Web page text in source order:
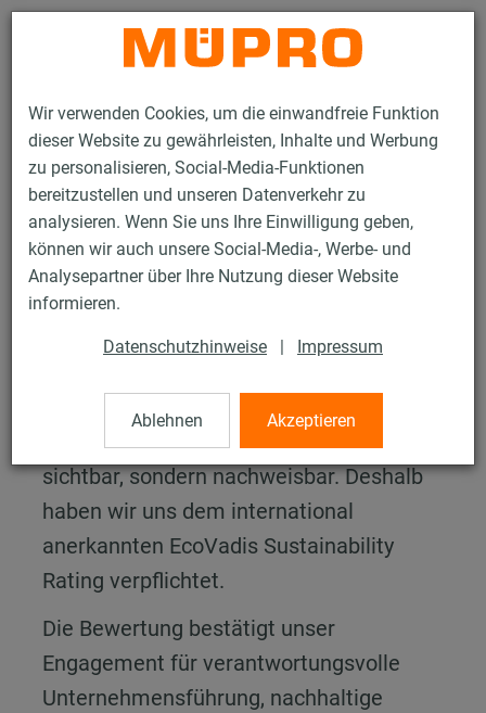
Wir verwenden Cookies, um die einwandfreie Funktion
dieser Website zu gewährleisten, Inhalte und Werbung
zu personalisieren, Social-Media-Funktionen
bereitzustellen und unseren Datenverkehr zu
analysieren. Wenn Sie uns Ihre Einwilligung geben,
können wir auch unsere Social-Media-, Werbe- und
Analysepartner über Ihre Nutzung dieser Website
informieren.
Datenschutzhinweise | Impressum
Ablehnen Akzeptieren
Kontakt
Nachhaltigkeit EcoVadis
Nachhaltigkeit mit System
bewerten
Nachhaltigkeit ist bei MÜPRO nicht nur
sichtbar, sondern nachweisbar. Deshalb
haben wir uns dem international
anerkannten EcoVadis Sustainability
Rating verpflichtet.
Die Bewertung bestätigt unser
Engagement für verantwortungsvolle
Unternehmensführung, nachhaltige